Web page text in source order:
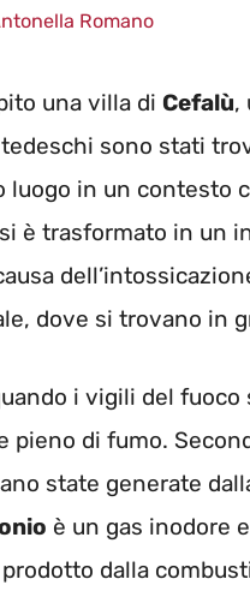
Romano
una villa di Cefalù,
sono stati
luogo in un contesto
è trasformato in un
dove si trovano in
i vigili del
pieno di fumo.
state generate
è un gas inodore
dalla